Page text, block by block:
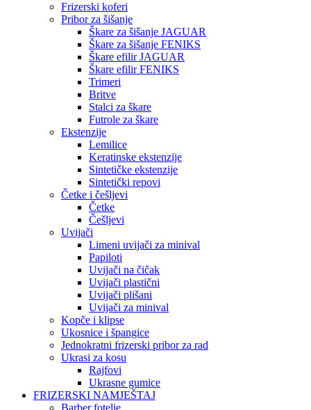
Frizerski koferi
Pribor za šišanje
Škare za šišanje JAGUAR
Škare za šišanje FENIKS
Škare efilir JAGUAR
Škare efilir FENIKS
Trimeri
Britve
Stalci za škare
Futrole za škare
Ekstenzije
Lemilice
Keratinske ekstenzije
Sintetičke ekstenzije
Sintetički repovi
Četke i češljevi
Četke
Češljevi
Uvijači
Limeni uvijači za minival
Papiloti
Uvijači na čičak
Uvijači plastični
Uvijači plišani
Uvijači za minival
Kopče i klipse
Ukosnice i špangice
Jednokratni frizerski pribor za rad
Ukrasi za kosu
Rajfovi
Ukrasne gumice
FRIZERSKI NAMJEŠTAJ
Barber fotelje